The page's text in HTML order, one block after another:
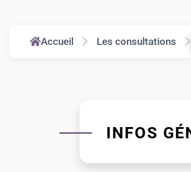
Accueil Les consultations
INFOS